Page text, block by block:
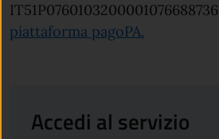
piattaforma pagoPA.
Accedi al servizio